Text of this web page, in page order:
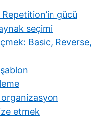
gücü
seçimi
Basic, Reverse,
etmek